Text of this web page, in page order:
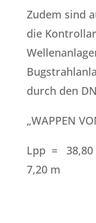
Zudem sind
die
durch den
„WAPPEN
Lpp =
7,20